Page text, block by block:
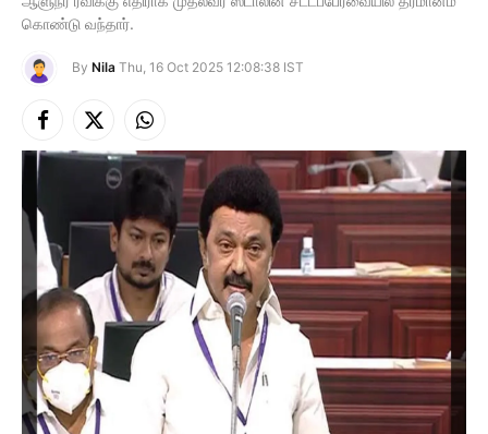
கொண்டு வந்தார்.
By Nila Thu, 16 Oct 2025 12:08:38 IST
Facebook
X
(Twitter)
Instagram